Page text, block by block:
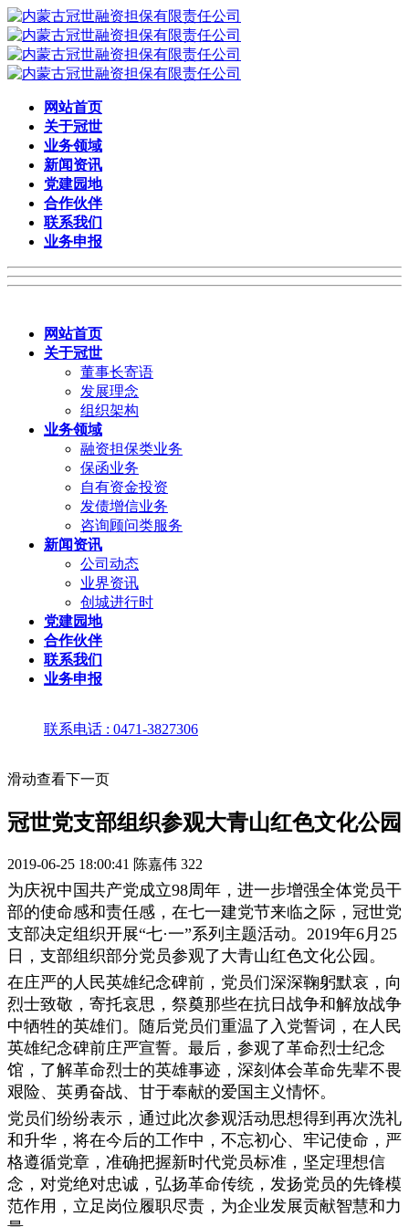
网站首页
关于冠世
业务领域
新闻资讯
党建园地
合作伙伴
联系我们
业务申报
网站首页
关于冠世
董事长寄语
发展理念
组织架构
业务领域
融资担保类业务
保函业务
自有资金投资
发债增信业务
咨询顾问类服务
新闻资讯
公司动态
业界资讯
创城进行时
党建园地
合作伙伴
联系我们
业务申报
联系电话 : 0471-3827306
滑动查看下一页
冠世党支部组织参观大青山红色文化公园
2019-06-25 18:00:41 陈嘉伟 322
为庆祝中国共产党成立98周年，进一步增强全体党员干
部的使命感和责任感，在七一建党节来临之际，冠世党
支部决定组织开展“七·一”系列主题活动。2019年6月25
日，支部组织部分党员参观了大青山红色文化公园。
在庄严的人民英雄纪念碑前，党员们深深鞠躬默哀，向
烈士致敬，寄托哀思，祭奠那些在抗日战争和解放战争
中牺牲的英雄们。随后党员们重温了入党誓词，在人民
英雄纪念碑前庄严宣誓。最后，参观了革命烈士纪念
馆，了解革命烈士的英雄事迹，深刻体会革命先辈不畏
艰险、英勇奋战、甘于奉献的爱国主义情怀。
党员们纷纷表示，通过此次参观活动思想得到再次洗礼
和升华，将在今后的工作中，不忘初心、牢记使命，严
格遵循党章，准确把握新时代党员标准，坚定理想信
念，对党绝对忠诚，弘扬革命传统，发扬党员的先锋模
范作用，立足岗位履职尽责，为企业发展贡献智慧和力